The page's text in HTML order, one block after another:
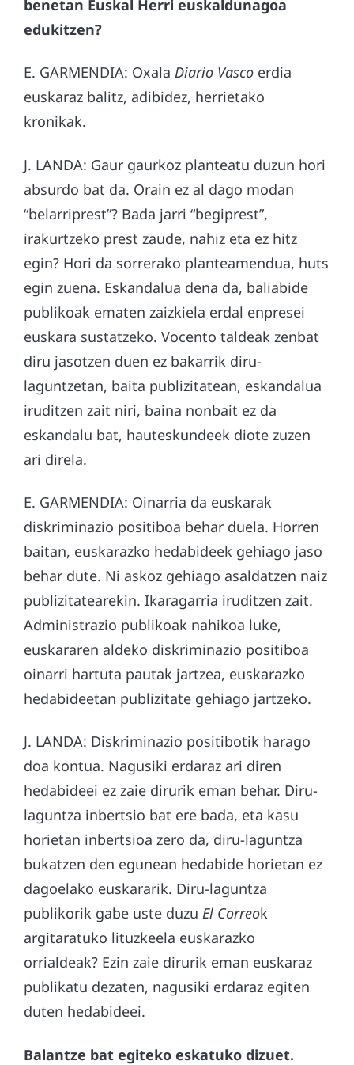
benetan Euskal Herri euskaldunagoa
edukitzen?
E. GARMENDIA: Oxala Diario Vasco erdia
euskaraz balitz, adibidez, herrietako
kronikak.
J. LANDA: Gaur gaurkoz planteatu duzun hori
absurdo bat da. Orain ez al dago modan
“belarriprest”? Bada jarri “begiprest”,
irakurtzeko prest zaude, nahiz eta ez hitz
egin? Hori da sorrerako planteamendua, huts
egin zuena. Eskandalua dena da, baliabide
publikoak ematen zaizkiela erdal enpresei
euskara sustatzeko. Vocento taldeak zenbat
diru jasotzen duen ez bakarrik diru-
laguntzetan, baita publizitatean, eskandalua
iruditzen zait niri, baina nonbait ez da
eskandalu bat, hauteskundeek diote zuzen
ari direla.
E. GARMENDIA: Oinarria da euskarak
diskriminazio positiboa behar duela. Horren
baitan, euskarazko hedabideek gehiago jaso
behar dute. Ni askoz gehiago asaldatzen naiz
publizitatearekin. Ikaragarria iruditzen zait.
Administrazio publikoak nahikoa luke,
euskararen aldeko diskriminazio positiboa
oinarri hartuta pautak jartzea, euskarazko
hedabideetan publizitate gehiago jartzeko.
J. LANDA: Diskriminazio positibotik harago
doa kontua. Nagusiki erdaraz ari diren
hedabideei ez zaie dirurik eman behar. Diru-
laguntza inbertsio bat ere bada, eta kasu
horietan inbertsioa zero da, diru-laguntza
bukatzen den egunean hedabide horietan ez
dagoelako euskararik. Diru-laguntza
publikorik gabe uste duzu El Correok
argitaratuko lituzkeela euskarazko
orrialdeak? Ezin zaie dirurik eman euskaraz
publikatu dezaten, nagusiki erdaraz egiten
duten hedabideei.
Balantze bat egiteko eskatuko dizuet.